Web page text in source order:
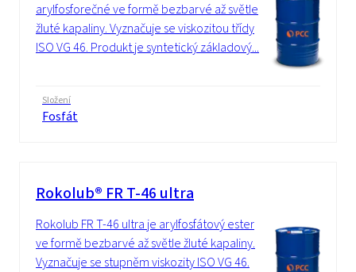
arylfosforečné ve formě bezbarvé až světle
žluté kapaliny. Vyznačuje se viskozitou třídy
ISO VG 46. Produkt je syntetický základový...
Složení
Fosfát
Rokolub® FR T-46 ultra
Rokolub FR T-46 ultra je arylfosfátový ester
ve formě bezbarvé až světle žluté kapaliny.
Vyznačuje se stupněm viskozity ISO VG 46.